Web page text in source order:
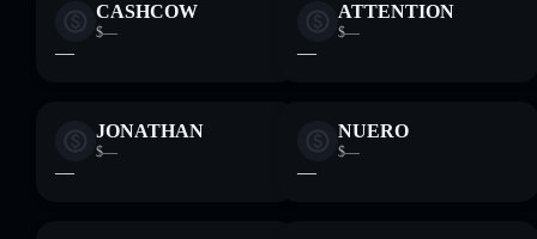
CASHCOW
$—
—
ATTENTION
$—
—
JONATHAN
$—
—
NUERO
$—
—